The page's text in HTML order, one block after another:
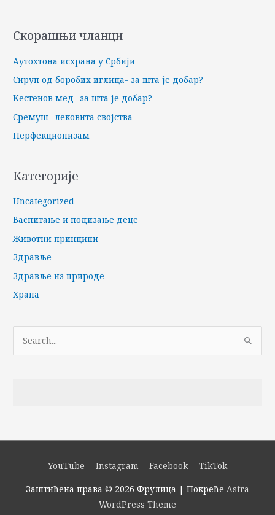
Скорашњи чланци
Аутохтона исхрана у Србији
Сируп од боробих иглица- за шта је добар?
Кестенов мед- за шта је добар?
Сремуш- лековита својства
Перфекционизам
Категорије
Uncategorized
Васпитање и подизање деце
Животни принципи
Здравље
Здравље из природе
Храна
р
г
YouTube Instagram Facebook TikTok
Заштићена права © 2026 Фрулица | Покреће Astra
WordPress Theme